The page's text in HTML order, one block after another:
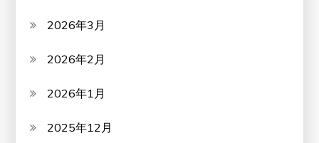
2026年3月
2026年2月
2026年1月
2025年12月